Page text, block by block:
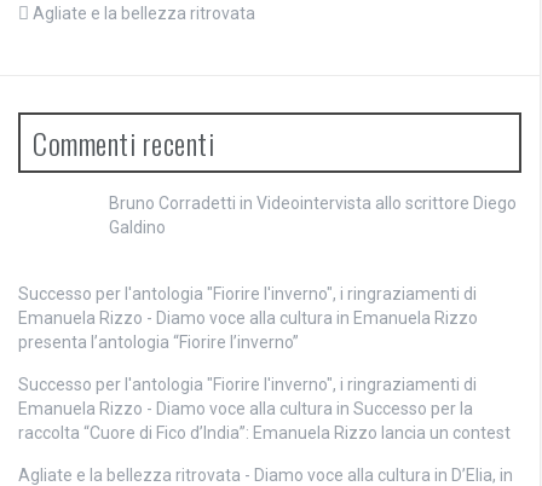
Agliate e la bellezza ritrovata
Commenti recenti
Bruno Corradetti in Videointervista allo scrittore Diego
Galdino
Successo per l'antologia "Fiorire l'inverno", i ringraziamenti di
Emanuela Rizzo - Diamo voce alla cultura in Emanuela Rizzo
presenta l’antologia “Fiorire l’inverno”
Successo per l'antologia "Fiorire l'inverno", i ringraziamenti di
Emanuela Rizzo - Diamo voce alla cultura in Successo per la
raccolta “Cuore di Fico d’India”: Emanuela Rizzo lancia un contest
Agliate e la bellezza ritrovata - Diamo voce alla cultura in D’Elia, in